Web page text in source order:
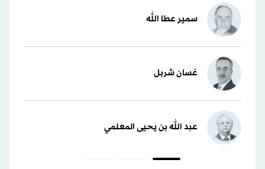
سمير عطا الله
غسان شربل
عبد الله بن يحيى المعلمي